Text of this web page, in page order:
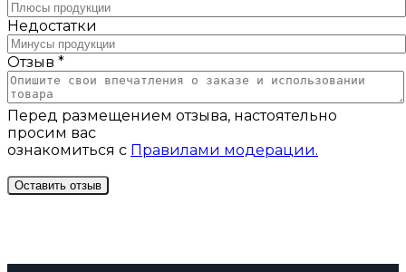
Недостатки
Отзыв *
Перед размещением отзыва, настоятельно
просим вас
ознакомиться с Правилами модерации.